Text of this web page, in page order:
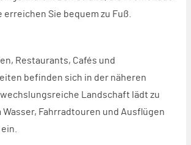
erreichen Sie bequem zu Fuß.
Restaurants, Cafés und
befinden sich in der näheren
Landschaft lädt zu
Wasser, Fahrradtouren und Ausflügen